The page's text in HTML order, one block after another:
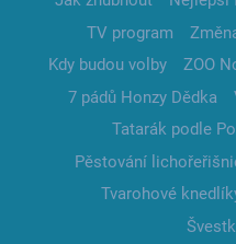
TV program
Kdy budou volby
ZOO
7 pádů Honzy Dědka
Tatarák podle
Pěstování
Tvarohové